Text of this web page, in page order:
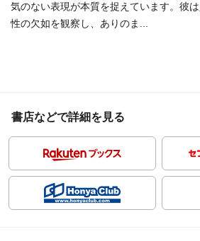
気のない表現が本質を捉えています。彼
性の欠如を観察し、ありのま...
書店などで詳細を見る